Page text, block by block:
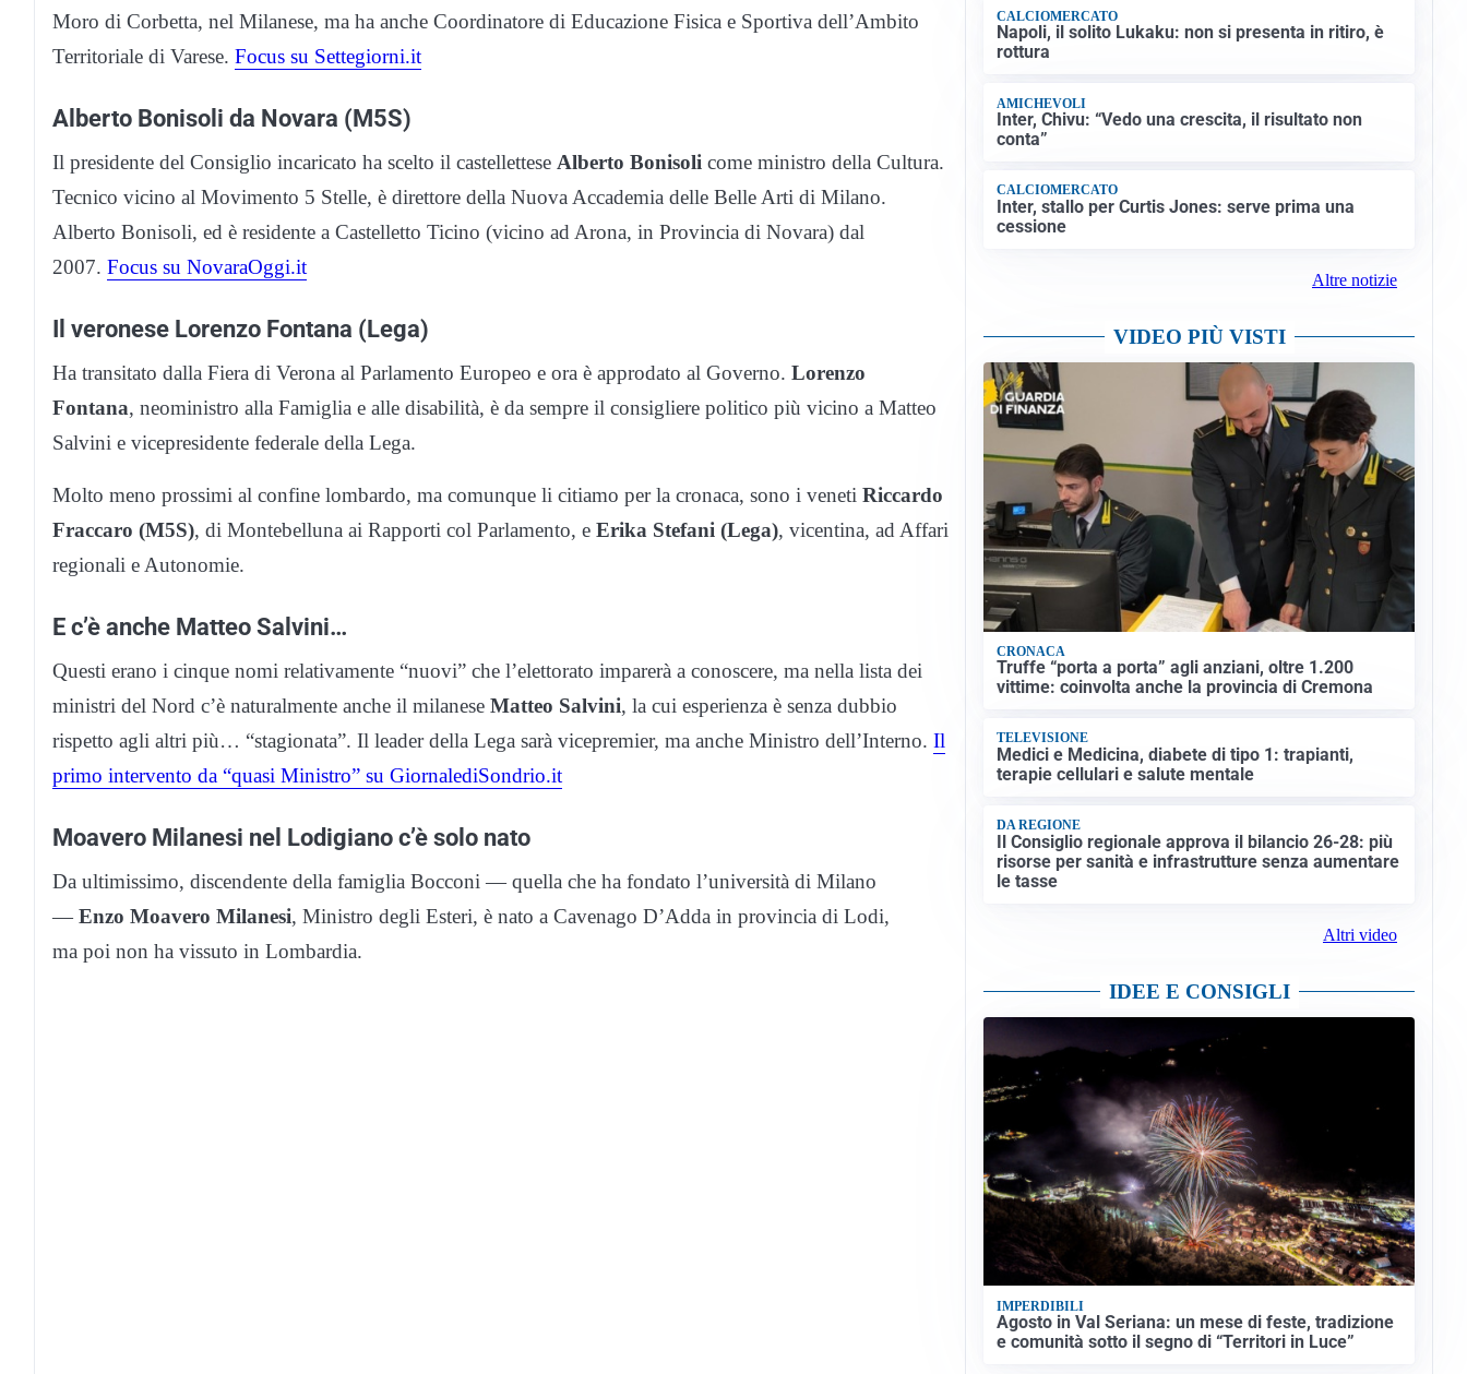
Moro di Corbetta, nel Milanese, ma ha anche Coordinatore di Educazione Fisica e Sportiva dell’Ambito
Territoriale di Varese. Focus su Settegiorni.it
Alberto Bonisoli da Novara (M5S)
Il presidente del Consiglio incaricato ha scelto il castellettese Alberto Bonisoli come ministro della Cultura.
Tecnico vicino al Movimento 5 Stelle, è direttore della Nuova Accademia delle Belle Arti di Milano.
Alberto Bonisoli, ed è residente a Castelletto Ticino (vicino ad Arona, in Provincia di Novara) dal
2007. Focus su NovaraOggi.it
Il veronese Lorenzo Fontana (Lega)
Ha transitato dalla Fiera di Verona al Parlamento Europeo e ora è approdato al Governo. Lorenzo
Fontana, neoministro alla Famiglia e alle disabilità, è da sempre il consigliere politico più vicino a Matteo
Salvini e vicepresidente federale della Lega.
Molto meno prossimi al confine lombardo, ma comunque li citiamo per la cronaca, sono i veneti Riccardo
Fraccaro (M5S), di Montebelluna ai Rapporti col Parlamento, e Erika Stefani (Lega), vicentina, ad Affari
regionali e Autonomie.
E c’è anche Matteo Salvini…
Questi erano i cinque nomi relativamente “nuovi” che l’elettorato imparerà a conoscere, ma nella lista dei
ministri del Nord c’è naturalmente anche il milanese Matteo Salvini, la cui esperienza è senza dubbio
rispetto agli altri più… “stagionata”. Il leader della Lega sarà vicepremier, ma anche Ministro dell’Interno. Il
primo intervento da “quasi Ministro” su GiornalediSondrio.it
Moavero Milanesi nel Lodigiano c’è solo nato
Da ultimissimo, discendente della famiglia Bocconi — quella che ha fondato l’università di Milano
—Enzo Moavero Milanesi, Ministro degli Esteri, è nato a Cavenago D’Adda in provincia di Lodi,
ma poi non ha vissuto in Lombardia.
CALCIOMERCATO
Napoli, il solito Lukaku: non si presenta in ritiro, è
rottura
AMICHEVOLI
Inter, Chivu: “Vedo una crescita, il risultato non
conta”
CALCIOMERCATO
Inter, stallo per Curtis Jones: serve prima una
cessione
Altre notizie
VIDEO PIÙ VISTI
CRONACA
Truffe “porta a porta” agli anziani, oltre 1.200
vittime: coinvolta anche la provincia di Cremona
TELEVISIONE
Medici e Medicina, diabete di tipo 1: trapianti,
terapie cellulari e salute mentale
DA REGIONE
Il Consiglio regionale approva il bilancio 26-28: più
risorse per sanità e infrastrutture senza aumentare
le tasse
Altri video
IDEE E CONSIGLI
IMPERDIBILI
Agosto in Val Seriana: un mese di feste, tradizione
e comunità sotto il segno di “Territori in Luce”